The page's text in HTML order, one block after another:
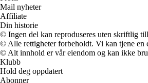
Mail nyheter
Affiliate
Din historie
© Ingen del kan reproduseres uten skriftlig
© Alle rettigheter forbeholdt. Vi kan tjene en
© Alt innhold er vår eiendom og kan ikke
Klubb
Hold deg oppdatert
Abonner